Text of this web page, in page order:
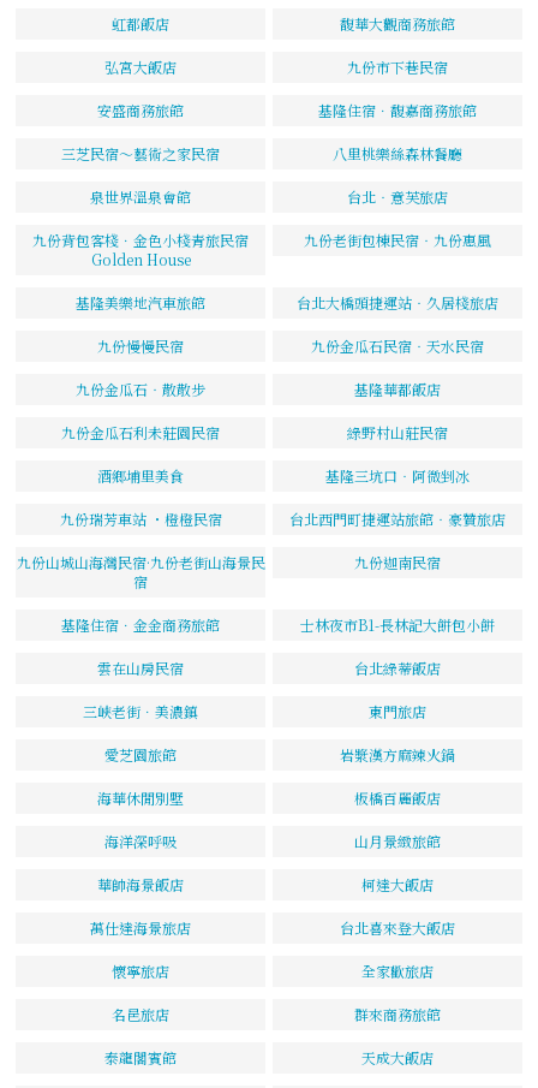
虹都飯店 馥華大觀商務旅館
弘宮大飯店 九份市下巷民宿
安盛商務旅館 基隆住宿．馥嘉商務旅館
三芝民宿～藝術之家民宿 八里桃樂絲森林餐廳
泉世界溫泉會館 台北‧意芙旅店
九份背包客棧．金色小棧青旅民宿
Golden House
九份老街包棟民宿‧九份惠風
基隆美樂地汽車旅館 台北大橋頭捷運站‧久居棧旅店
九份慢慢民宿 九份金瓜石民宿‧天水民宿
九份金瓜石‧散散步 基隆華都飯店
九份金瓜石利未莊園民宿 綠野村山莊民宿
酒鄉埔里美食 基隆三坑口‧阿微剉冰
九份瑞芳車站 ・橙橙民宿 台北西門町捷運站旅館‧豪贊旅店
九份山城山海灣民宿·九份老街山海景民
宿
九份迦南民宿
基隆住宿．金金商務旅館 士林夜市B1-長林記大餅包小餅
雲在山房民宿 台北綠蒂飯店
三峽老街．美濃鎮 東門旅店
愛芝園旅館 岩漿漢方麻辣火鍋
海華休閒別墅 板橋百麗飯店
海洋深呼吸 山月景緻旅館
華帥海景飯店 柯達大飯店
萬仕達海景旅店 台北喜來登大飯店
懷寧旅店 全家歡旅店
名邑旅店 群來商務旅館
泰龍閣賓館 天成大飯店